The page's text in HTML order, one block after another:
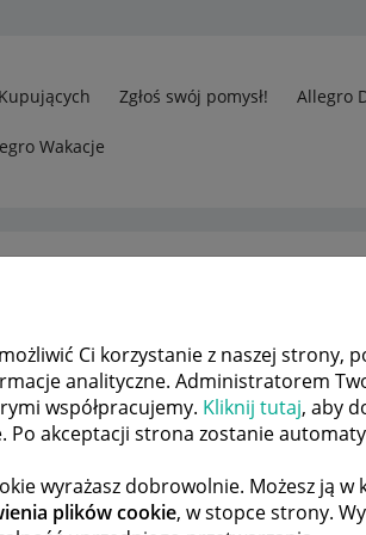
Ci korzystanie z naszej strony,
analityczne. Administratorem
współpracujemy. Kliknij tutaj, aby
Po akceptacji strona zostanie
wyrażasz dobrowolnie. Możesz ją w
plików cookie, w stopce strony.
Zgłoś swój pomysł! Allegro
Wakacje
błąd w parametrach oferty
NASTĘPNA